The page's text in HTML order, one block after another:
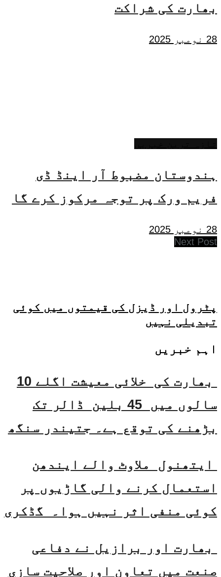
بھارت کی شراکت
28 نومبر 2025
ہندوستان مضبوط آر اینڈ ڈی
فریم ورک پر توجہ مرکوز کرے گا
28 نومبر 2025
Next Post
پٹرول اور ڈیزل کی قیمتوں میں کوئی
تبدیلی نہیں
اہم خبریں
بھارت کی خلائی معیشت اگلے 10
سالوں میں 45 بلین ڈالر تک
بڑھنے کی توقع ہے۔ جتیندر سنگھ
ایتھنول ملاوٹ والے ایندھن
استعمال کرنے والی گاڑیوں پر
کوئی منفی اثر نہیں ہوا۔ گڈکری
بھارت اور برازیل نے دفاعی
صنعت میں تعاون اور صلاحیت سازی